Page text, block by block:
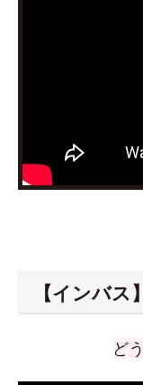
【インバ
ど